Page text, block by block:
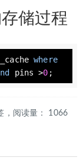
储过程
where
pins >0 ;
，阅读量： 1066